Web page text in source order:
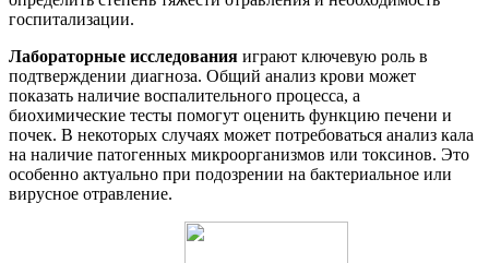
госпитализации.
Лабораторные исследования играют ключевую роль в
подтверждении диагноза. Общий анализ крови может
показать наличие воспалительного процесса, а
биохимические тесты помогут оценить функцию печени и
почек. В некоторых случаях может потребоваться анализ кала
на наличие патогенных микроорганизмов или токсинов. Это
особенно актуально при подозрении на бактериальное или
вирусное отравление.